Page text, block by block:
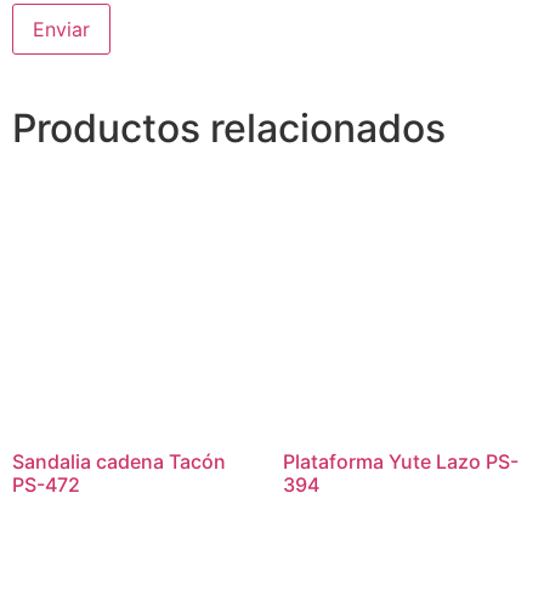
Productos relacionados
Sandalia cadena Tacón
PS-472
Plataforma Yute Lazo PS-
394